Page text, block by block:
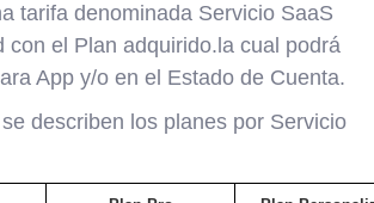
tarifa denominada Servicio SaaS
con el Plan adquirido.la cual podrá
App y/o en el Estado de Cuenta.
describen los planes por Servicio